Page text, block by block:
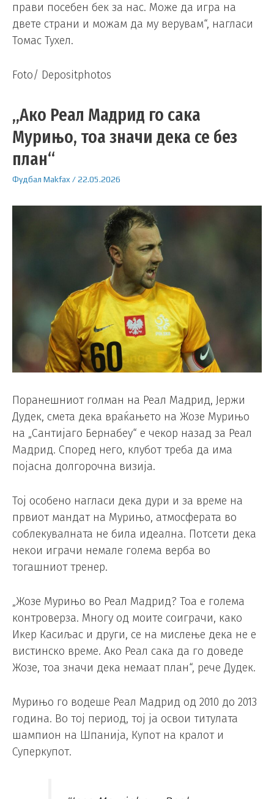
прави посебен бек за нас. Може да игра на
двете страни и можам да му верувам“, нагласи
Томас Тухел.
Foto/ Depositphotos
„Ако Реал Мадрид го сака
Мурињо, тоа значи дека се без
план“
Фудбал Makfax /22.05.2026
Поранешниот голман на Реал Мадрид, Јержи
Дудек, смета дека враќањето на Жозе Мурињо
на „Сантијаго Бернабеу“ е чекор назад за Реал
Мадрид. Според него, клубот треба да има
појасна долгорочна визија.
Тој особено нагласи дека дури и за време на
првиот мандат на Мурињо, атмосферата во
соблекувалната не била идеална. Потсети дека
некои играчи немале голема верба во
тогашниот тренер.
„Жозе Мурињо во Реал Мадрид? Тоа е голема
контроверза. Многу од моите соиграчи, како
Икер Касиљас и други, се на мислење дека не е
вистинско време. Ако Реал сака да го доведе
Жозе, тоа значи дека немаат план“, рече Дудек.
Мурињо го водеше Реал Мадрид од 2010 до 2013
година. Во тој период, тој ја освои титулата
шампион на Шпанија, Купот на кралот и
Суперкупот.